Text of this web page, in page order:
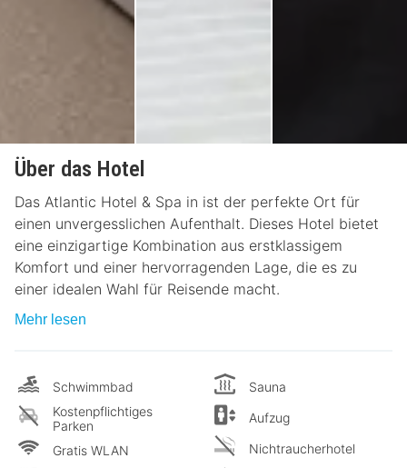
Über das Hotel
Das Atlantic Hotel & Spa in ist der perfekte Ort für
einen unvergesslichen Aufenthalt. Dieses Hotel bietet
eine einzigartige Kombination aus erstklassigem
Komfort und einer hervorragenden Lage, die es zu
einer idealen Wahl für Reisende macht.
Mehr lesen
Schwimmbad
Kostenpflichtiges
Parken
Gratis WLAN
Sauna
Aufzug
Nichtraucherhotel